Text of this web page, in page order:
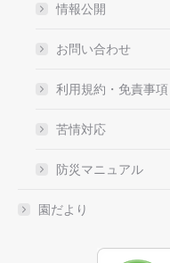
情報公開
お問い合わせ
利用規約・免責事項
苦情対応
防災マニュアル
園だより